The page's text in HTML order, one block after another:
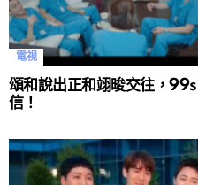
電視
頌和說出正和翊晙交往，
信！